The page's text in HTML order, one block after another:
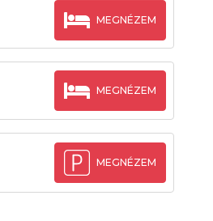
MEGNÉZEM
MEGNÉZEM
MEGNÉZEM